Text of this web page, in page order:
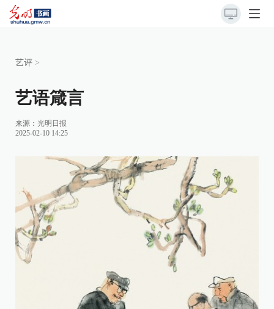
艺评 >
艺语箴言
来源： 光明日报
2025-02-10 14:25